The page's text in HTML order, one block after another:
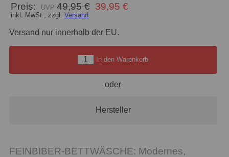
Preis: 49,95 € 39,95 €
inkl. MwSt., zzgl. Versand
Versand nur innerhalb der EU.
In den Warenkorb
oder
Hersteller
FEINBIBER-BETTWÄSCHE: Modernes,